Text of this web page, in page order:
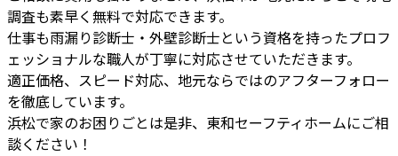
調査も素早く無料で対応できます。
仕事も雨漏り診断士・外壁診断士という資格を持ったプロフ
ェッショナルな職人が丁寧に対応させていただきます。
適正価格、スピード対応、地元ならではのアフターフォロー
を徹底しています。
浜松で家のお困りごとは是非、東和セーフティホームにご相
談ください！